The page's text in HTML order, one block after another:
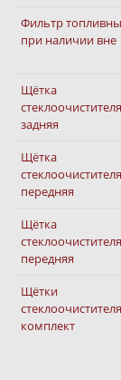
Фильтр
при наличии вне
Щётка
задняя
Щётка
передняя
Щётка
передняя
Щётки
комплект